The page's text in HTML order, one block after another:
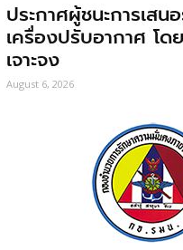
ประกาศผู้ชนะการเสน
เครื่องปรับอากาศ โด
เจาะจง
August 6, 2026